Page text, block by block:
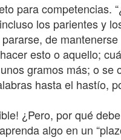
para competencias.
los parientes y
de mantenerse
esto o aquello;
gramos más; o se
hasta el hastío,
¿Pero, por qué debe
algo en un